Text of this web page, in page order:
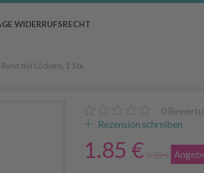
WIDERRUFSRECHT
mit Löchern, 1 Stk
0
Rezension schreiben
1.85 € 3.10 €